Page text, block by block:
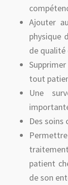
Ajouter
physique
de qualité
tout
Une
Des soins
patient
de son